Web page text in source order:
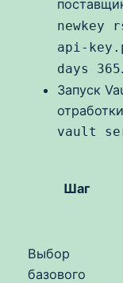
newkey
api-
days 365.
Запуск
vault
Шаг
Выбор
базового